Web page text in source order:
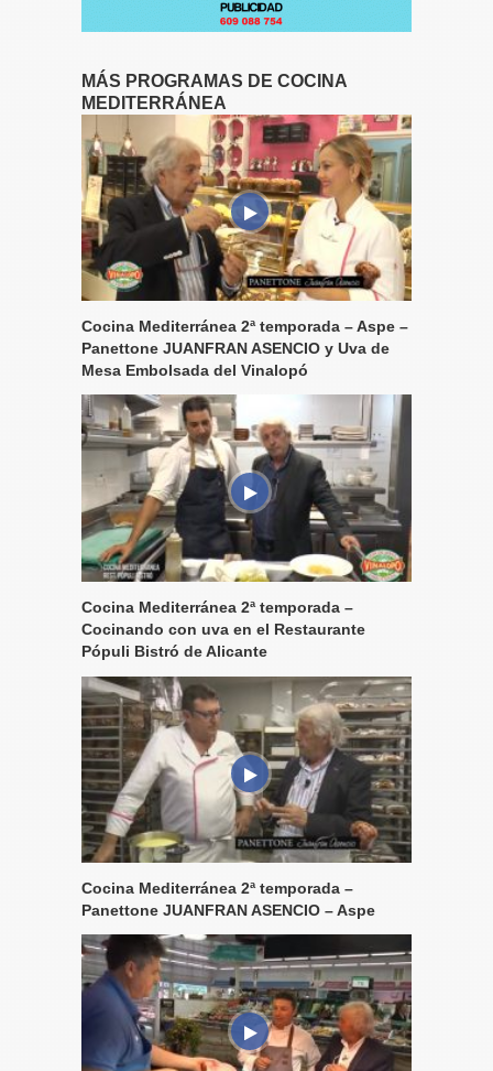
MÁS PROGRAMAS DE COCINA
MEDITERRÁNEA
Cocina Mediterránea 2ª temporada – Aspe –
Panettone JUANFRAN ASENCIO y Uva de
Mesa Embolsada del Vinalopó
Cocina Mediterránea 2ª temporada –
Cocinando con uva en el Restaurante
Pópuli Bistró de Alicante
Cocina Mediterránea 2ª temporada –
Panettone JUANFRAN ASENCIO – Aspe